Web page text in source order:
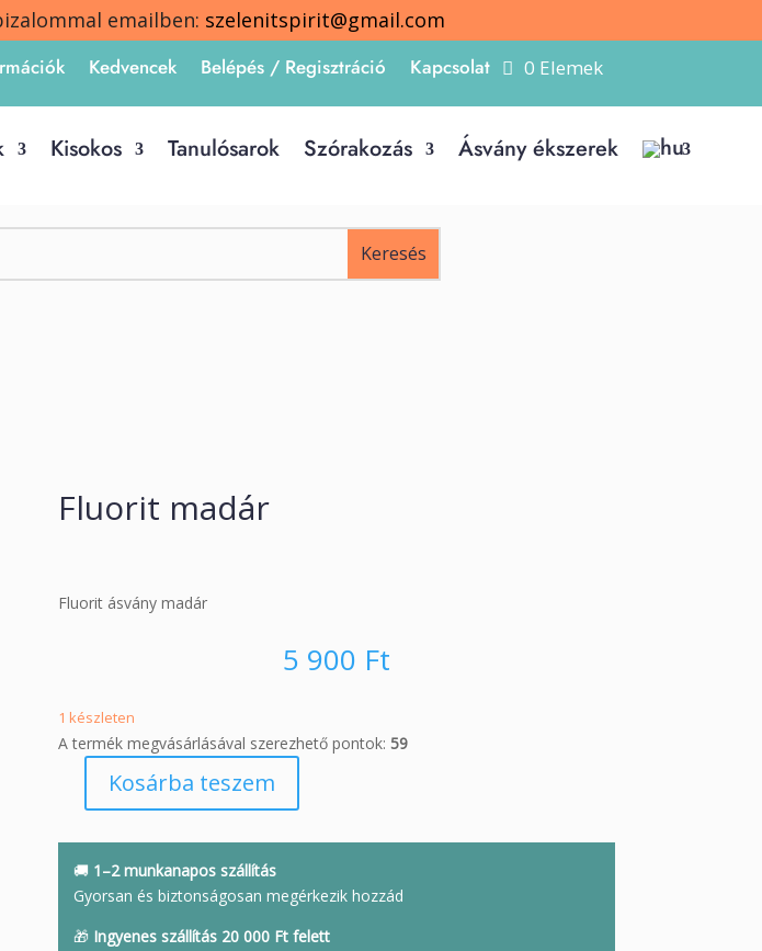
emailben: szelenitspirit@gmail.com
Kedvencek Belépés / Regisztráció Kapcsolat 0 Elemek
Kisokos Tanulósarok Szórakozás Ásvány ékszerek
Fluorit madár
Fluorit ásvány madár
5 900 Ft
1 készleten
A termék megvásárlásával szerezhető pontok: 59
mennyiség
Kosárba teszem
🚚 1–2 munkanapos szállítás
Gyorsan és biztonságosan megérkezik hozzád
🎁 Ingyenes szállítás 20 000 Ft felett